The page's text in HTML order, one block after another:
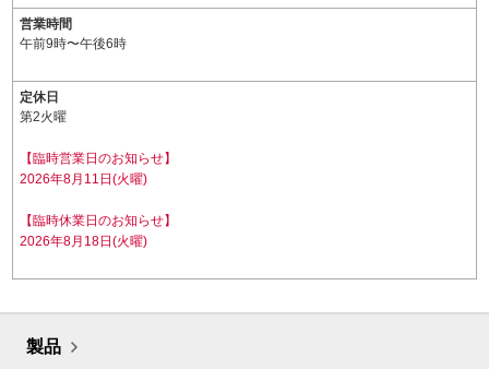
営業時間
午前9時〜午後6時
定休日
第2火曜
【臨時営業日のお知らせ】
2026年8月11日(火曜)
【臨時休業日のお知らせ】
2026年8月18日(火曜)
製品